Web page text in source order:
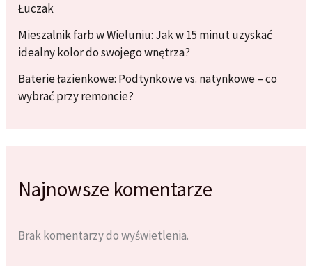
Łuczak
Mieszalnik farb w Wieluniu: Jak w 15 minut uzyskać
idealny kolor do swojego wnętrza?
Baterie łazienkowe: Podtynkowe vs. natynkowe – co
wybrać przy remoncie?
Najnowsze komentarze
Brak komentarzy do wyświetlenia.